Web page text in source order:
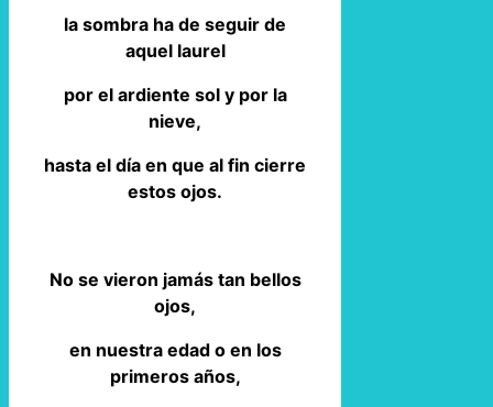
la sombra ha de seguir de
aquel laurel
por el ardiente sol y por la
nieve,
hasta el día en que al fin cierre
estos ojos.
No se vieron jamás tan bellos
ojos,
en nuestra edad o en los
primeros años,